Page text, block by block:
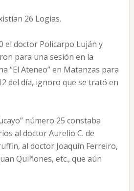
26 Logias.
el doctor Policarpo Luján y
para una sesión en la
“El Ateneo” en Matanzas para
del día, ignoro que se trató en
número 25 constaba
al doctor Aurelio C. de
al doctor Joaquín Ferreiro,
Quiñones, etc., que aún